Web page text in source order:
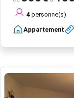
4 personne(s)
Appartement